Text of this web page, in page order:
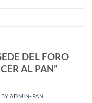
DEL FORO
AL PAN”
BYADMIN-PAN